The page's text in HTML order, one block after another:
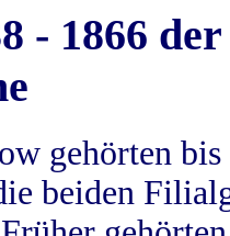
- 1866
gehörten
beiden